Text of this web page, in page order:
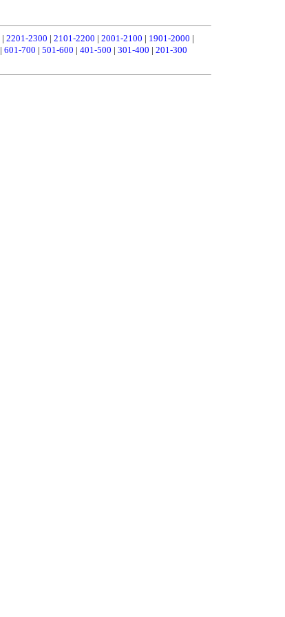
| 2201-2300 | 2101-2200 | 2001-2100 | 1901-2000 |
| 601-700 | 501-600 | 401-500 | 301-400 | 201-300